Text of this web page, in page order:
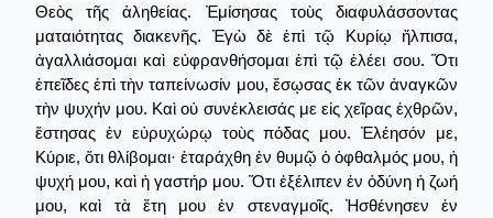
Θεὸς τῆς ἀληθείας. Ἐμίσησας τοὺς διαφυλάσσοντας
ματαιότητας διακενῆς. Ἐγὼ δὲ ἐπὶ τῷ Κυρίῳ ἤλπισα,
ἀγαλλιάσομαι καὶ εὐφρανθήσομαι ἐπὶ τῷ ἐλέει σου. Ὅτι
ἐπεῖδες ἐπὶ τὴν ταπείνωσίν μου, ἔσῳσας ἐκ τῶν ἀναγκῶν
τὴν ψυχήν μου. Καὶ οὐ συνέκλεισάς με εἰς χεῖρας ἐχθρῶν,
ἔστησας ἐν εὐρυχώρῳ τοὺς πόδας μου. Ἐλέησόν με,
Κύριε, ὅτι θλίβομαι· ἐταράχθη ἐν θυμῷ ὁ ὀφθαλμός μου, ἡ
ψυχή μου, καὶ ἡ γαστήρ μου. Ὅτι ἐξέλιπεν ἐν ὀδύνη ἡ ζωή
μου, καὶ τὰ ἔτη μου ἐν στεναγμοῖς. Ἠσθένησεν ἐν